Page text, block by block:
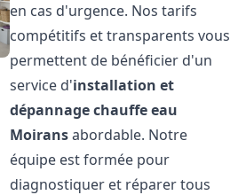
en cas d'urgence. Nos tarifs
compétitifs et transparents vous
permettent de bénéficier d'un
service d'installation et
dépannage chauffe eau
Moiransabordable. Notre
équipe est formée pour
diagnostiquer et réparer tous